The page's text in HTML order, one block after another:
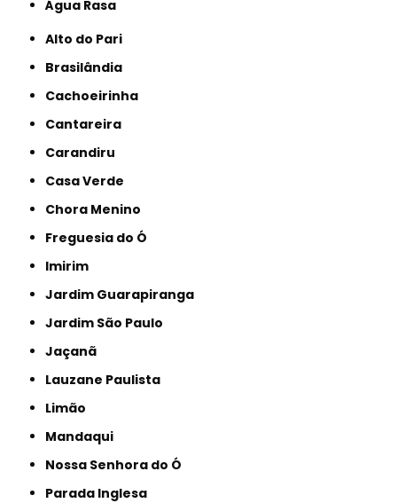
Água Rasa
Alto do Pari
Brasilândia
Cachoeirinha
Cantareira
Carandiru
Casa Verde
Chora Menino
Freguesia do Ó
Imirim
Jardim Guarapiranga
Jardim São Paulo
Jaçanã
Lauzane Paulista
Limão
Mandaqui
Nossa Senhora do Ó
Parada Inglesa